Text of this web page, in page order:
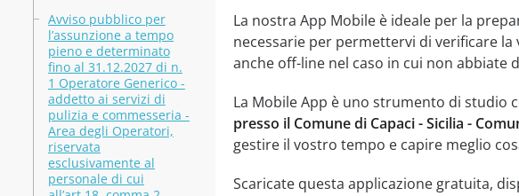
Avviso pubblico per
l’assunzione a tempo
pieno e determinato
fino al 31.12.2027 di n.
1 Operatore Generico -
addetto ai servizi di
pulizia e commesseria -
Area degli Operatori,
riservata
esclusivamente al
personale di cui
La nostra App Mobile è ideale per la
necessarie per permettervi di verificare
anche off-line nel caso in cui non abbiate
La Mobile App è uno strumento di studio
presso il Comune di Capaci - Sicilia -
gestire il vostro tempo e capire meglio
Scaricate questa applicazione gratuita,